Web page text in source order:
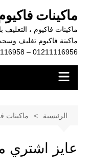
المحتوى
ماكينات
ماكينات فاكيوم ، التغليف
01211116956 – 01211116958
الرئيسية ماكينات
عايز اشتري